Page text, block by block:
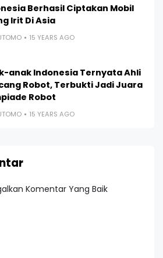
Berhasil Ciptakan Mobil
Irit Di Asia
15 YEARS AGO
anak Indonesia Ternyata Ahli
Robot, Terbukti Jadi Juara
Robot
15 YEARS AGO
Komentar Yang Baik